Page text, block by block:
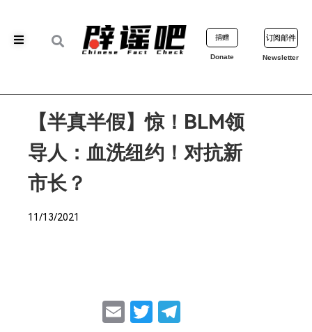
捐赠
Donate
订阅邮件
Newsletter
【半真半假】惊！BLM领
导人：血洗纽约！对抗新
市长？
11/13/2021
EmailTwitter
Telegram